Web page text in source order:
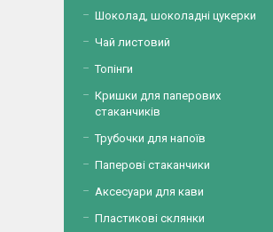
Шоколад, шоколадні цукерки
Чай листовий
Топінги
Кришки для паперових
стаканчиків
Трубочки для напоїв
Паперові стаканчики
Аксесуари для кави
Пластикові склянки